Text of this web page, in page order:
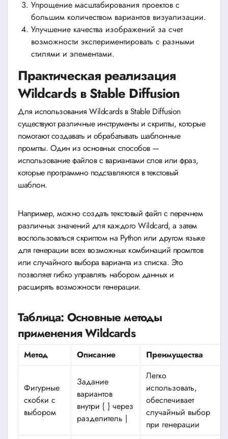
Упрощение масштабирования проектов с
большим количеством вариантов визуализации.
Улучшение качества изображений за счет
возможности экспериментировать с разными
стилями и элементами.
Практическая реализация
Wildcards в Stable Diffusion
Для использования Wildcards в Stable Diffusion
существуют различные инструменты и скрипты, которые
помогают создавать и обрабатывать шаблонные
промпты. Один из основных способов —
использование файлов с вариантами слов или фраз,
которые программно подставляются в текстовый
шаблон.
Например, можно создать текстовый файл с перечнем
различных значений для каждого Wildcard, а затем
воспользоваться скриптом на Python или другом языке
для генерации всех возможных комбинаций промптов
или случайного выбора варианта из списка. Это
позволяет гибко управлять набором данных и
расширять возможности генерации.
Таблица: Основные методы
применения Wildcards
Метод Описание Преимущества
Фигурные
скобки с
выбором
Задание
вариантов
внутри { } через
разделитель |
Легко
использовать,
обеспечивает
случайный выбор
при генерации